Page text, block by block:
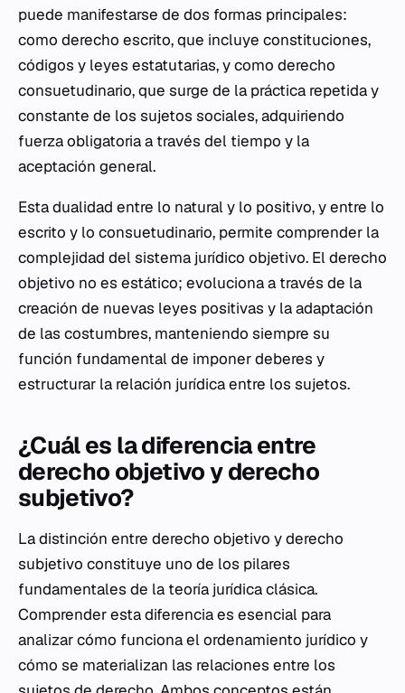
puede manifestarse de dos formas principales:
como derecho escrito, que incluye constituciones,
códigos y leyes estatutarias, y como derecho
consuetudinario, que surge de la práctica repetida y
constante de los sujetos sociales, adquiriendo
fuerza obligatoria a través del tiempo y la
aceptación general.
Esta dualidad entre lo natural y lo positivo, y entre lo
escrito y lo consuetudinario, permite comprender la
complejidad del sistema jurídico objetivo. El derecho
objetivo no es estático; evoluciona a través de la
creación de nuevas leyes positivas y la adaptación
de las costumbres, manteniendo siempre su
función fundamental de imponer deberes y
estructurar la relación jurídica entre los sujetos.
¿Cuál es la diferencia entre
derecho objetivo y derecho
subjetivo?
La distinción entre derecho objetivo y derecho
subjetivo constituye uno de los pilares
fundamentales de la teoría jurídica clásica.
Comprender esta diferencia es esencial para
analizar cómo funciona el ordenamiento jurídico y
cómo se materializan las relaciones entre los